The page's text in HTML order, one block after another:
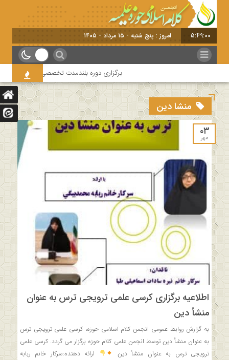
5:49:00 امروز : پنج شنبه - ۱۵ مرداد - ۱۴۰۵
برگزاری دوره بلندمدت تخصصی و کارگاه
منشا دین
۰۳
مهر
اطلاعیه برگزاری کرسی علمی ترویجی ترس به عنوان
منشأ دین
به گزارش روابط عمومی انجمن کلام اسلامی حوزه، کرسی علمی ترویجی ترس
به عنوان منشأ دین توسط انجمن علمی کلام حوزه برگزار می گردد. کرسی علمی
ترویجی ترس به عنوان منشأ دین
ارائه دهنده:سرکار خانم ربابه